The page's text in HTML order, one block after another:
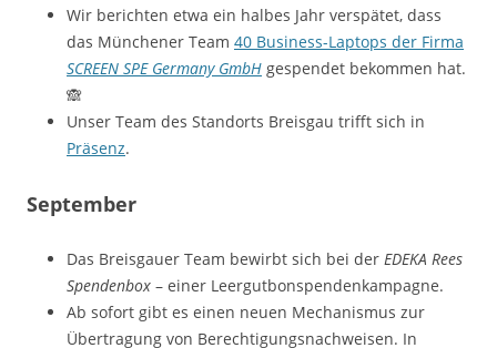
Wir berichten etwa ein halbes Jahr verspätet, dass
das Münchener Team 40 Business-Laptops der Firma
SCREEN SPE Germany GmbH gespendet bekommen hat.
🙈
Unser Team des Standorts Breisgau trifft sich in
Präsenz.
September
Das Breisgauer Team bewirbt sich bei der EDEKA Rees
Spendenbox – einer Leergutbonspendenkampagne.
Ab sofort gibt es einen neuen Mechanismus zur
Übertragung von Berechtigungsnachweisen. In